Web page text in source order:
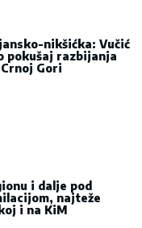
nikšićka: Vučić
pokušaj razbijanja
Gori
i dalje pod
najteže
i na KiM